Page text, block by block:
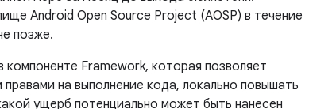
Android Open Source Project (AOSP) в течение
позже.
Framework, которая позволяет
на выполнение кода, локально повышать
ущерб потенциально может быть нанесен